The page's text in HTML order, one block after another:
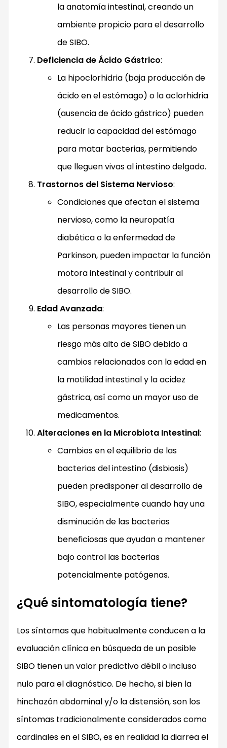
la anatomía intestinal, creando un
ambiente propicio para el desarrollo
de SIBO.
Deficiencia de Ácido Gástrico:
La hipoclorhidria (baja producción de
ácido en el estómago) o la aclorhidria
(ausencia de ácido gástrico) pueden
reducir la capacidad del estómago
para matar bacterias, permitiendo
que lleguen vivas al intestino delgado.
Trastornos del Sistema Nervioso:
Condiciones que afectan el sistema
nervioso, como la neuropatía
diabética o la enfermedad de
Parkinson, pueden impactar la función
motora intestinal y contribuir al
desarrollo de SIBO.
Edad Avanzada:
Las personas mayores tienen un
riesgo más alto de SIBO debido a
cambios relacionados con la edad en
la motilidad intestinal y la acidez
gástrica, así como un mayor uso de
medicamentos.
Alteraciones en la Microbiota Intestinal:
Cambios en el equilibrio de las
bacterias del intestino (disbiosis)
pueden predisponer al desarrollo de
SIBO, especialmente cuando hay una
disminución de las bacterias
beneficiosas que ayudan a mantener
bajo control las bacterias
potencialmente patógenas.
¿Qué sintomatología tiene?
Los síntomas que habitualmente conducen a la
evaluación clínica en búsqueda de un posible
SIBO tienen un valor predictivo débil o incluso
nulo para el diagnóstico. De hecho, si bien la
hinchazón abdominal y/o la distensión, son los
síntomas tradicionalmente considerados como
cardinales en el SIBO, es en realidad la diarrea el